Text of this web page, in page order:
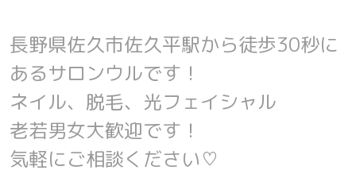
長野県佐久市佐久平駅から徒歩30秒に
あるサロンウルです！
ネイル、脱毛、光フェイシャル
老若男女大歓迎です！
気軽にご相談ください♡